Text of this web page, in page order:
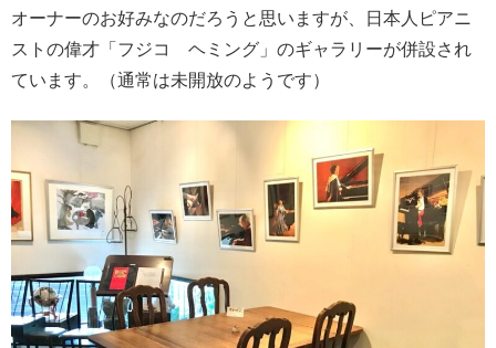
オーナーのお好みなのだろうと思いますが、日本人ピアニ
ストの偉才「フジコ ヘミング」のギャラリーが併設され
ています。（通常は未開放のようです）